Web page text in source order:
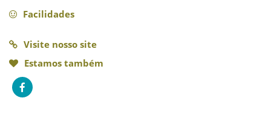
Facilidades
Visite nosso site
Estamos também